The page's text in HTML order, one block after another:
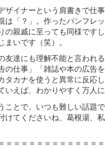
ザイナーという肩書きで仕
は「？」。作ったパンフレ
の親戚に至っても同様です
まいです（笑）。
友達にも理解不能と言われ
の仕事」「雑誌や本の広告
タカナを使うと異常に反応
いえば、わかりやすく万人
ことで、いつも難しい話題
けてくださいね、葛根湯、
＝＝＝＝＝＝＝＝＝＝＝＝